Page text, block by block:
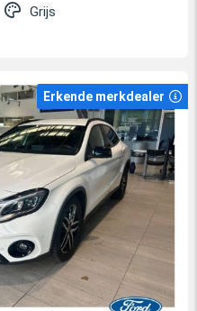
Grijs
Erkende merkdealer